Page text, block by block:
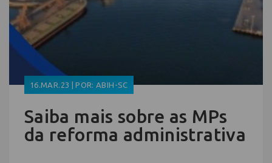
16.MAR.23 | POR: ABIH-SC
Saiba mais sobre as MPs
da reforma administrativa